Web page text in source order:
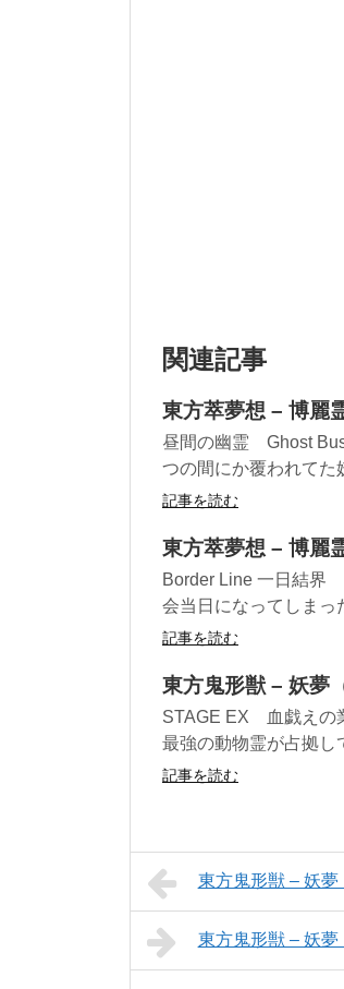
関連記事
東方萃夢想 – 博麗
昼間の幽霊 Ghost
つの間にか覆われて
記事を読む
東方萃夢想 – 博麗
Border Line 一日結
会当日になってしま
記事を読む
東方鬼形獣 – 妖夢
STAGE EX 血戯えの
最強の動物霊が占拠し
記事を読む
東方鬼形獣 – 妖夢
東方鬼形獣 – 妖